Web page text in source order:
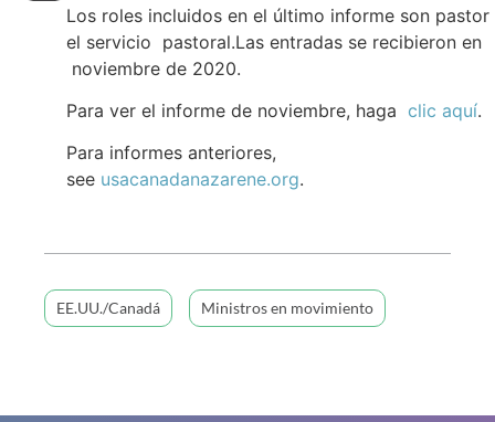
Los roles incluidos en el último informe son pastor
el servicio pastoral.Las entradas se recibieron en
noviembre de 2020.
Para ver el informe de noviembre, haga clic aquí.
Para informes anteriores,
see usacanadanazarene.org.
EE.UU./Canadá Ministros en movimiento